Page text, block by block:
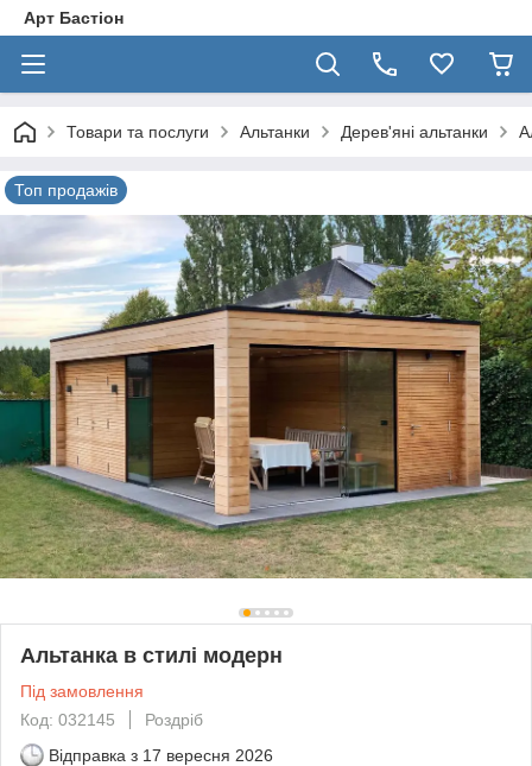
Арт Бастіон
Товари та послуги Альтанки Дерев'яні альтанки
Топ продажів
Альтанка в стилі модерн
Під замовлення
Код: 032145
Роздріб
Відправка з 17 вересня 2026